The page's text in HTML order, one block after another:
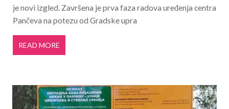
je novi izgled. Završena je prva faza radova uređenja centra
Pančeva na potezu od Gradske upra
READ MORE